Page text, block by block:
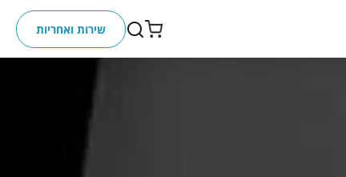
שירות ואחריות